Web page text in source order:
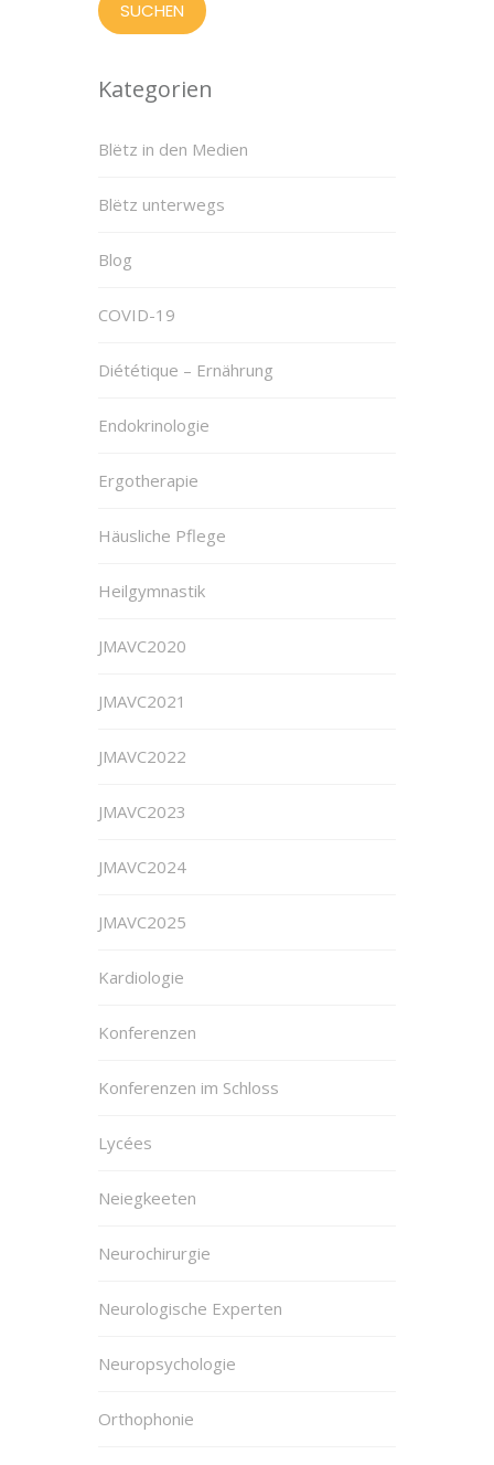
Kategorien
Blëtz in den Medien
Blëtz unterwegs
Blog
COVID-19
Diététique – Ernährung
Endokrinologie
Ergotherapie
Häusliche Pflege
Heilgymnastik
JMAVC2020
JMAVC2021
JMAVC2022
JMAVC2023
JMAVC2024
JMAVC2025
Kardiologie
Konferenzen
Konferenzen im Schloss
Lycées
Neiegkeeten
Neurochirurgie
Neurologische Experten
Neuropsychologie
Orthophonie